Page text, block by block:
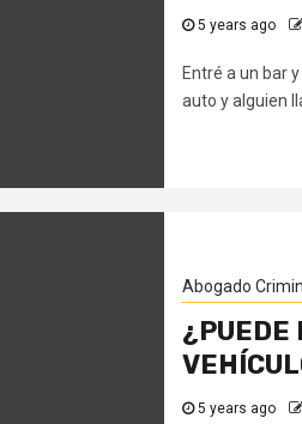
5 years ago
Entré a un bar
auto y alguien
Abogado
¿PUEDE
5 years ago